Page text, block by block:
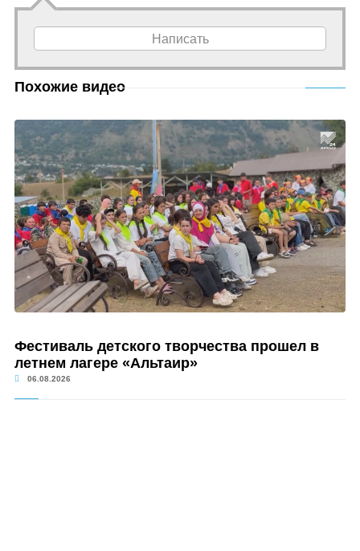
Написать
Похожие видео
Фестиваль детского творчества прошел в
летнем лагере «Альтаир»
06.08.2026